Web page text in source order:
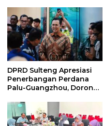
DPRD Sulteng Apresiasi
Penerbangan Perdana
Palu-Guangzhou, Dorong